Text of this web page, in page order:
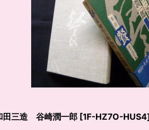
三造 谷崎潤一郎 [1F-HZ7O-HUS4